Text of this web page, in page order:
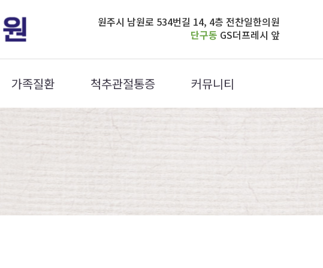
원주시 남원로 534번길 14, 4층 전찬일한의원
단구동 GS더프레시 앞
가족질환 척추관절통증 커뮤니티